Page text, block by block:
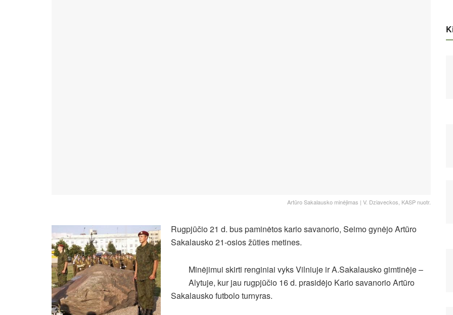
Artūro Sakalausko minėjimas | V. Dziaveckos, KASP nuotr.
Rugpjūčio 21 d. bus paminėtos kario savanorio, Seimo gynėjo Artūro
Sakalausko 21-osios žūties metines.
Minėjimui skirti renginiai vyks Vilniuje ir A.Sakalausko gimtinėje –
Alytuje, kur jau rugpjūčio 16 d. prasidėjo Kario savanorio Artūro
Sakalausko futbolo turnyras.